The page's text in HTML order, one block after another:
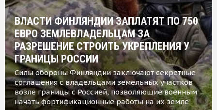
ВЛАСТИ ФИНЛЯНДИИ ЗАПЛАТЯТ ПО 750
ЕВРО ЗЕМЛЕВЛАДЕЛЬЦАМ ЗА
РАЗРЕШЕНИЕ СТРОИТЬ УКРЕПЛЕНИЯ У
ГРАНИЦЫ РОССИИ
Силы обороны Финляндии заключают секретные
соглашения с владельцами земельных участков
возле границы с Россией, позволяющие военным
начать фортификационные работы на их земле